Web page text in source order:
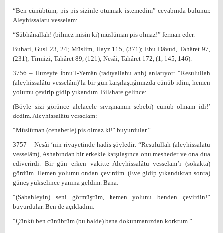
“Ben cünübtüm, pis pis sizinle oturmak istemedim” cevabında bulunur.
Aleyhissalatu vesselam:
“Sübhânallah! (bilmez misin ki) müslüman pis olmaz!” ferman eder.
Buhari, Gusl 23, 24; Müslim, Hayz 115, (371); Ebu Dâvud, Tahâret 97,
(231); Tirmizi, Tahâret 89, (121); Nesâi, Tahâret 172, (1, 145, 146).
3756 – Huzeyfe İbnu’I-Yemân (radıyallahu anh) anlatıyor: “Resulullah
(aleyhissalâtu vesselâm)’la bir gün karşılaştığımızda cünüb idim, hemen
yolumu çevirip gidip yıkandım. Bilahare gelince:
(Böyle sizi görünce alelacele sıvışmamın sebebi) cünüb olmam idi!’
dedim. Aleyhissalâtu vesselam:
“Müslüman (cenabetle) pis olmaz ki!” buyurdular.”
3757 – Nesâi ‘nin rivayetinde hadis şöyledir: “Resulullah (aleyhissalatu
vesselâm), Ashabından bir erkekle karşılaşınca onu mesheder ve ona dua
ediverirdi. Bir gün erken vakitte Aleyhissalâtu vesselam’ı (sokakta)
gördüm. Hemen yolumu ondan çevirdim. (Eve gidip yıkandıktan sonra)
güneş yükselince yanına geldim. Bana:
“(Sabahleyin) seni görmüştüm, hemen yolunu benden çevirdin!”
buyurdular. Ben de açıkladım:
“Çünkü ben cünübtüm (bu halde) bana dokunmanızdan korktum.”